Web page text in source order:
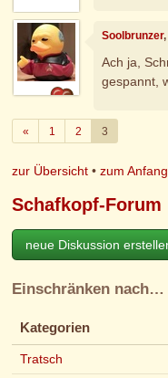
Soolbrunzer
Ach ja,
gespannt,
«Zurück
1 2 3
zur Übersicht •zum
Schafkopf-Forum
neue Diskussion
Einschränken nach…
Kategorien
Tratsch